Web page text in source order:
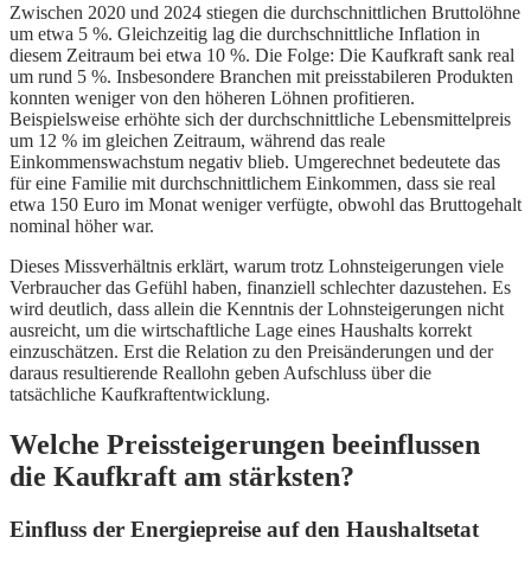
Zwischen 2020 und 2024 stiegen die durchschnittlichen Bruttolöhne
um etwa 5 %. Gleichzeitig lag die durchschnittliche Inflation in
diesem Zeitraum bei etwa 10 %. Die Folge: Die Kaufkraft sank real
um rund 5 %. Insbesondere Branchen mit preisstabileren Produkten
konnten weniger von den höheren Löhnen profitieren.
Beispielsweise erhöhte sich der durchschnittliche Lebensmittelpreis
um 12 % im gleichen Zeitraum, während das reale
Einkommenswachstum negativ blieb. Umgerechnet bedeutete das
für eine Familie mit durchschnittlichem Einkommen, dass sie real
etwa 150 Euro im Monat weniger verfügte, obwohl das Bruttogehalt
nominal höher war.
Dieses Missverhältnis erklärt, warum trotz Lohnsteigerungen viele
Verbraucher das Gefühl haben, finanziell schlechter dazustehen. Es
wird deutlich, dass allein die Kenntnis der Lohnsteigerungen nicht
ausreicht, um die wirtschaftliche Lage eines Haushalts korrekt
einzuschätzen. Erst die Relation zu den Preisänderungen und der
daraus resultierende Reallohn geben Aufschluss über die
tatsächliche Kaufkraftentwicklung.
Welche Preissteigerungen beeinflussen
die Kaufkraft am stärksten?
Einfluss der Energiepreise auf den Haushaltsetat